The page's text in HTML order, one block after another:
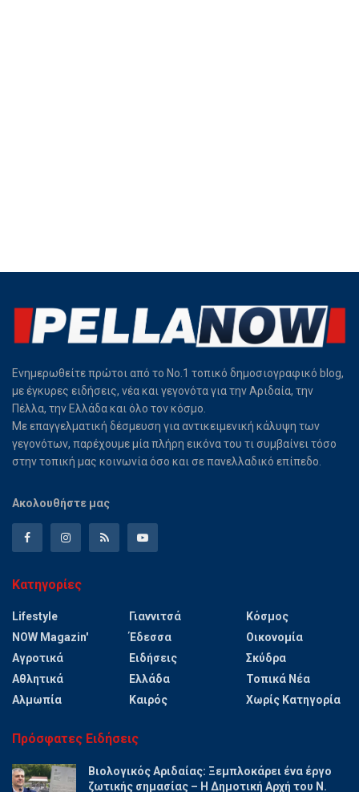
Ενημερωθείτε πρώτοι από το Νο.1 τοπικό δημοσιογραφικό blog,
με έγκυρες ειδήσεις, νέα και γεγονότα για την Αριδαία, την
Πέλλα, την Ελλάδα και όλο τον κόσμο.
Με επαγγελματική δέσμευση για αντικειμενική κάλυψη των
γεγονότων, παρέχουμε μία πλήρη εικόνα του τι συμβαίνει τόσο
στην τοπική μας κοινωνία όσο και σε πανελλαδικό επίπεδο.
Ακολουθήστε μας
Κατηγορίες
Lifestyle
NOW Magazin'
Αγροτικά
Αθλητικά
Αλμωπία
Γιαννιτσά
Έδεσσα
Ειδήσεις
Ελλάδα
Καιρός
Κόσμος
Οικονομία
Σκύδρα
Τοπικά Νέα
Χωρίς Κατηγορία
Πρόσφατες Ειδήσεις
Βιολογικός Αριδαίας: Ξεμπλοκάρει ένα έργο
ζωτικής σημασίας – Η Δημοτική Αρχή του Ν.